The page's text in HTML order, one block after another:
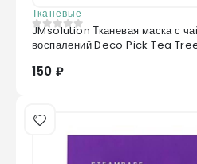
Тканевые
0из 5
JMsolution Тканевая маска с
воспалений Deco Pick Tea
150 ₽